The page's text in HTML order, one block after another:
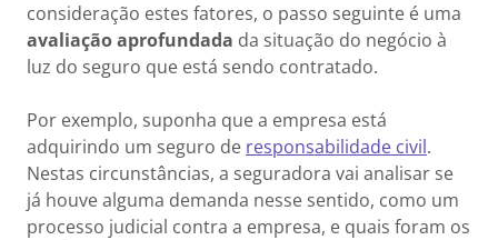
consideração estes fatores, o passo seguinte é uma
avaliação aprofundada da situação do negócio à
luz do seguro que está sendo contratado.
Por exemplo, suponha que a empresa está
adquirindo um seguro de responsabilidade civil.
Nestas circunstâncias, a seguradora vai analisar se
já houve alguma demanda nesse sentido, como um
processo judicial contra a empresa, e quais foram os